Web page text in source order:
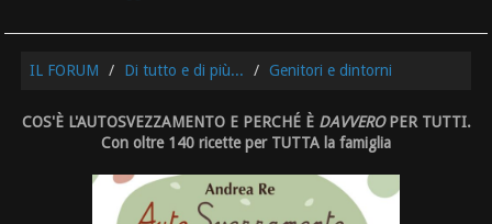
IL FORUM Di tutto e di più... Genitori e dintorni
COS'È L'AUTOSVEZZAMENTO E PERCHÉ È DAVVEROPER TUTTI.
Con oltre 140 ricette per TUTTA la famiglia